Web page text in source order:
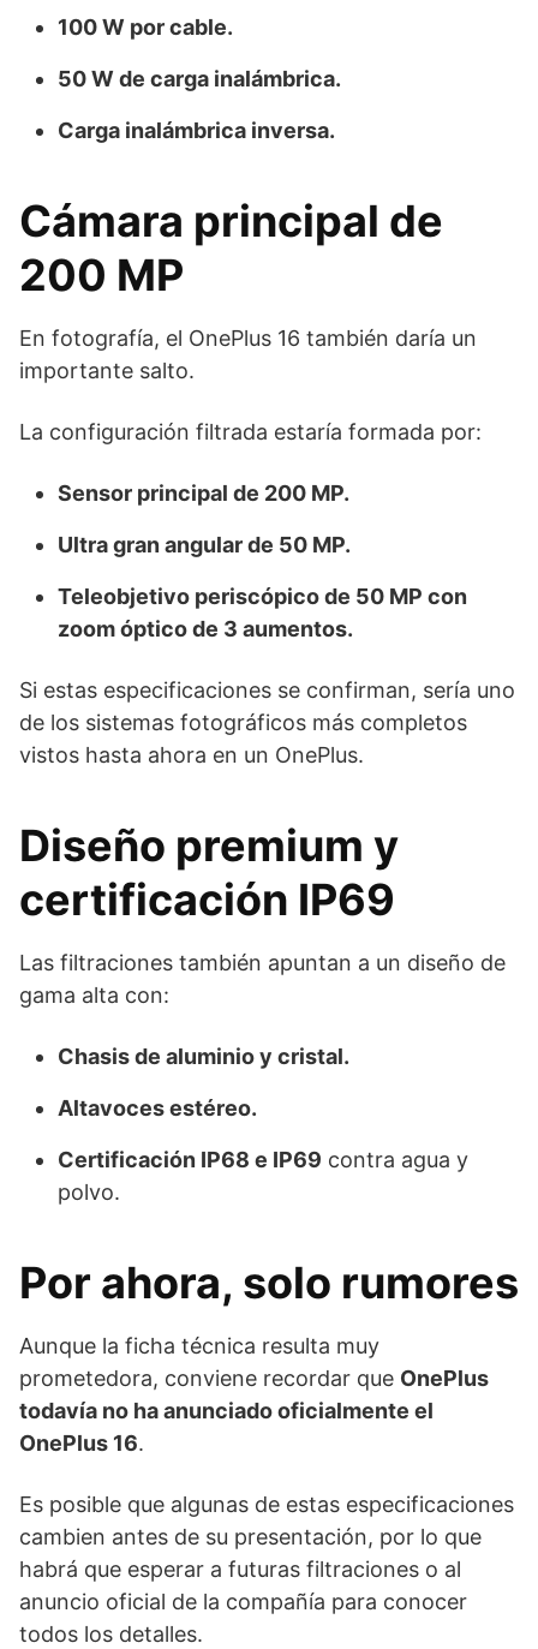
100 W por cable.
50 W de carga inalámbrica.
Carga inalámbrica inversa.
Cámara principal de
200 MP
En fotografía, el OnePlus 16 también daría un
importante salto.
La configuración filtrada estaría formada por:
Sensor principal de 200 MP.
Ultra gran angular de 50 MP.
Teleobjetivo periscópico de 50 MP con
zoom óptico de 3 aumentos.
Si estas especificaciones se confirman, sería uno
de los sistemas fotográficos más completos
vistos hasta ahora en un OnePlus.
Diseño premium y
certificación IP69
Las filtraciones también apuntan a un diseño de
gama alta con:
Chasis de aluminio y cristal.
Altavoces estéreo.
Certificación IP68 e IP69 contra agua y
polvo.
Por ahora, solo rumores
Aunque la ficha técnica resulta muy
prometedora, conviene recordar que OnePlus
todavía no ha anunciado oficialmente el
OnePlus 16.
Es posible que algunas de estas especificaciones
cambien antes de su presentación, por lo que
habrá que esperar a futuras filtraciones o al
anuncio oficial de la compañía para conocer
todos los detalles.